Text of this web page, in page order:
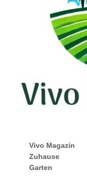
Vivo Magazin
Zuhause
Garten